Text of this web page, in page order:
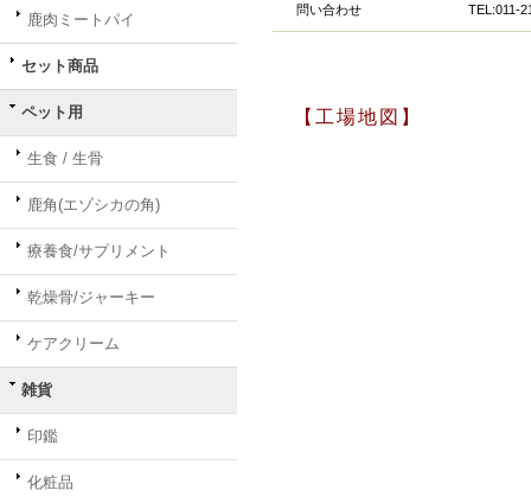
鹿肉ミートパイ
セット商品
ペット用
生食 / 生骨
鹿角(エゾシカの角)
療養食/サプリメント
乾燥骨/ジャーキー
ケアクリーム
雑貨
印鑑
化粧品
問い合わせ TEL:011-
【工場地図】